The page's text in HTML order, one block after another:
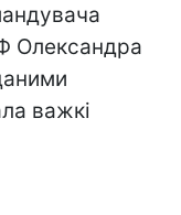
Олександра
важкі